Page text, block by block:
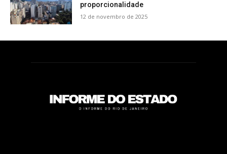
proporcionalidade
12 de novembro de 2025